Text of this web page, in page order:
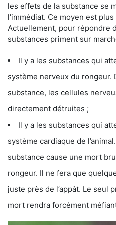
les effets de la substance se
l'immédiat. Ce moyen est
Actuellement, pour répondre
substances priment sur
Il y a les substances qui
système nerveux du rongeur.
substance, les cellules
directement détruites ;
Il y a les substances qui
système cardiaque de
substance cause une mort
rongeur. Il ne fera que
juste près de l’appât. Le seul
mort rendra forcément